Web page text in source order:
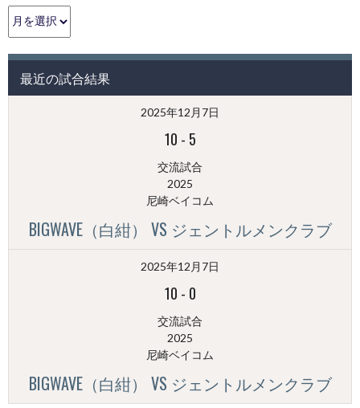
過
去
投
（月
最近の試合結果
2025年12月7日
10 - 5
交流試合
2025
尼崎ベイコム
BIGWAVE（白紺） VS ジェントルメンクラブ
2025年12月7日
10 - 0
交流試合
2025
尼崎ベイコム
BIGWAVE（白紺） VS ジェントルメンクラブ